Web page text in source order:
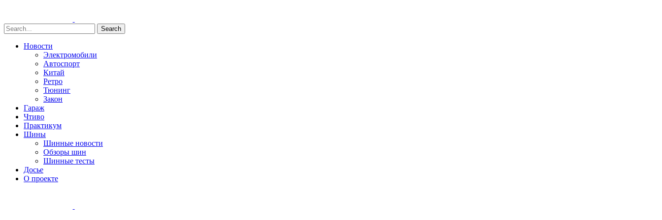
Search
Новости
Электромобили
Автоспорт
Китай
Ретро
Тюнинг
Закон
Гараж
Чтиво
Практикум
Шины
Шинные новости
Обзоры шин
Шинные тесты
Досье
О проекте